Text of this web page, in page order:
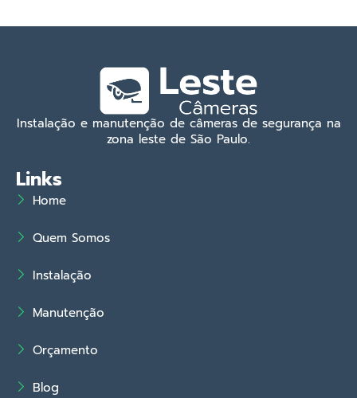
Instalação e manutenção de câmeras de segurança na
zona leste de São Paulo.
Links
Home
Quem Somos
Instalação
Manutenção
Orçamento
Blog